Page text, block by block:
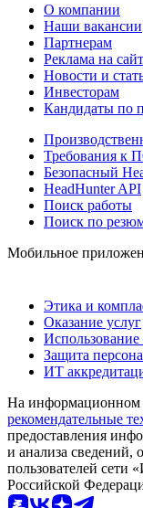
О компании
Наши вакансии
Партнерам
Реклама на
Новости и
Инвесторам
Кандидаты по
Требования к
Безопасный
HeadHunter API
Поиск работы
Поиск по
Мобильное
Этика и
Оказание услуг
Использование
Защита
ИТ
На информационном
рекомендательные
предоставления
и анализа сведений,
пользователей сети
Российской